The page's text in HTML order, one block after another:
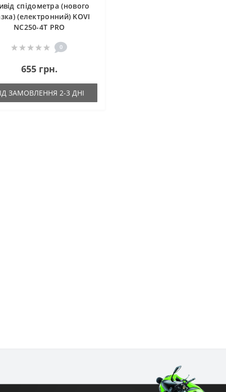
спідометра (нового
(електронний) KOVI
NC250-4Т PRO
0
655 грн.
ЗАМОВЛЕННЯ 2-3 ДНІ